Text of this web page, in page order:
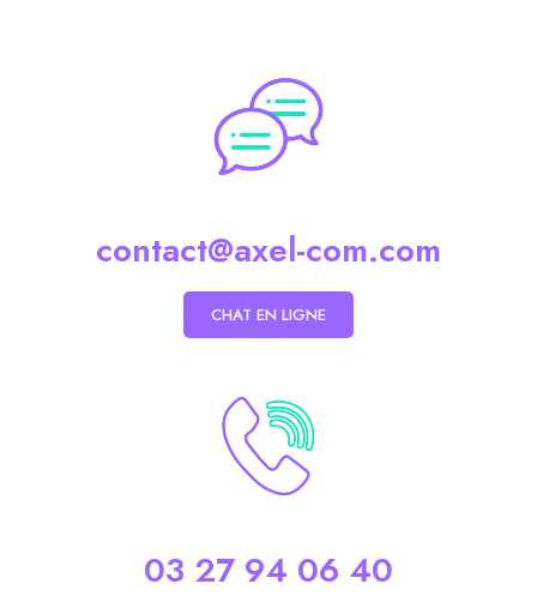
contact@axel-com.com
CHAT EN LIGNE
03 27 94 06 40